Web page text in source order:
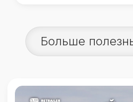
Больше